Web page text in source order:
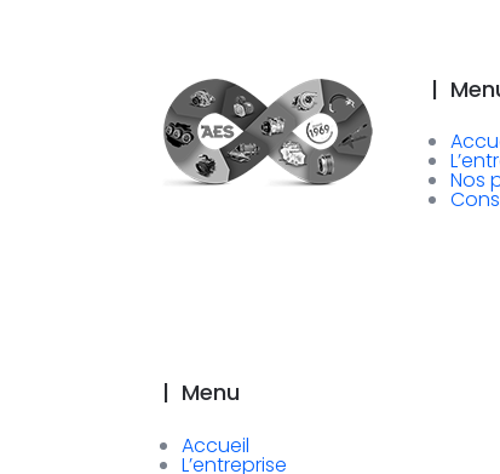
|
Nos
| Menu
Accueil
L’entreprise